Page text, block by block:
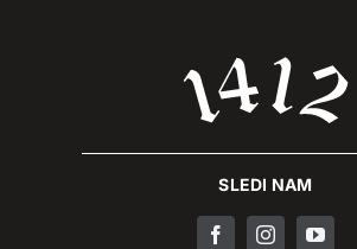
SLEDI NAM